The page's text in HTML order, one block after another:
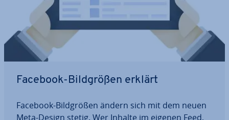
Facebook-Bild­grö­ßen erklärt
Facebook-Bild­grö­ßen ändern sich mit dem neuen
Meta-Design stetig. Wer Inhalte im eigenen Feed,